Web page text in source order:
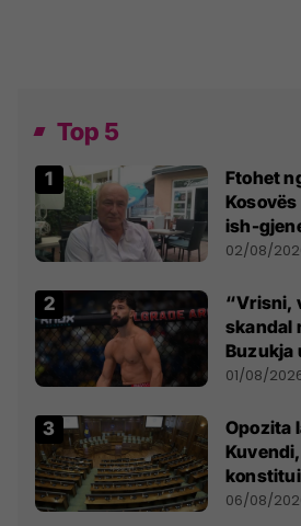
Top 5
Ftohet
ish-
dikush e
02/08/
“Vrisni,
skandal
Buzukja
anti-
01/08/
Opozita
shtunën
06/08/